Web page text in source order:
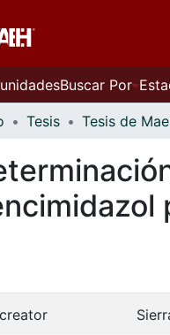
Buscar Por
Tesis Tesis de